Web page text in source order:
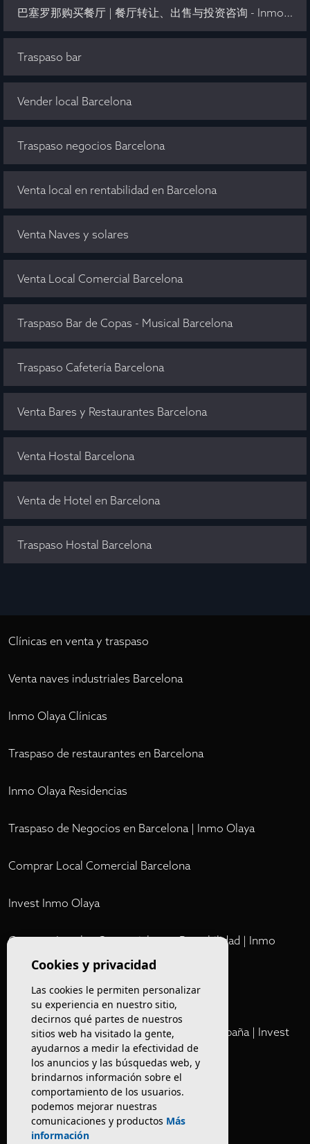
巴塞罗那购买餐厅 | 餐厅转让、出售与投资咨询 - Inmo Olaya
Traspaso bar
Vender local Barcelona
Traspaso negocios Barcelona
Venta local en rentabilidad en Barcelona
Venta Naves y solares
Venta Local Comercial Barcelona
Traspaso Bar de Copas - Musical Barcelona
Traspaso Cafetería Barcelona
Venta Bares y Restaurantes Barcelona
Venta Hostal Barcelona
Venta de Hotel en Barcelona
Traspaso Hostal Barcelona
Clínicas en venta y traspaso
Venta naves industriales Barcelona
Inmo Olaya Clínicas
Traspaso de restaurantes en Barcelona
Inmo Olaya Residencias
Traspaso de Negocios en Barcelona | Inmo Olaya
Comprar Local Comercial Barcelona
Invest Inmo Olaya
Comprar Locales Comerciales en Rentabilidad | Inmo
Olaya
Cartera Privada de Activos Hoteleros en España | Invest
Inmo Olaya
Venta de edificios
Comprar restaurante en Barcelona
Cookies y privacidad
Las cookies le permiten personalizar
su experiencia en nuestro sitio,
decirnos qué partes de nuestros
sitios web ha visitado la gente,
ayudarnos a medir la efectividad de
los anuncios y las búsquedas web, y
brindarnos información sobre el
comportamiento de los usuarios.
podemos mejorar nuestras
comunicaciones y productos Más
información